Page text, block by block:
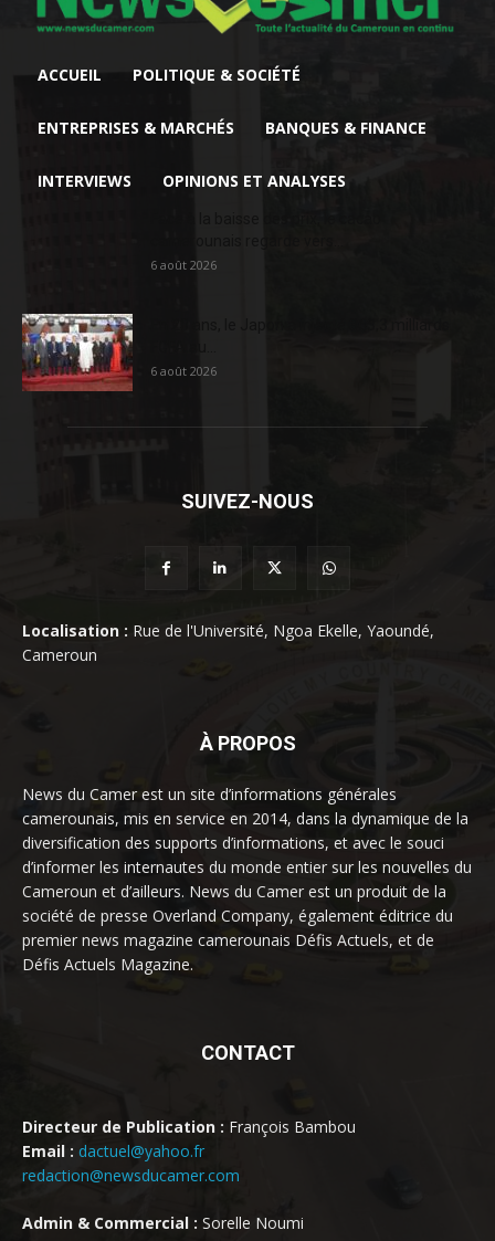
ACCUEIL POLITIQUE & SOCIÉTÉ
ENTREPRISES & MARCHÉS BANQUES & FINANCE
INTERVIEWS OPINIONS ET ANALYSES
6 août 2026
6 août 2026
SUIVEZ-NOUS
Localisation : Rue de l'Université, Ngoa Ekelle, Yaoundé,
Cameroun
À PROPOS
News du Camer est un site d’informations générales
camerounais, mis en service en 2014, dans la dynamique de la
diversification des supports d’informations, et avec le souci
d’informer les internautes du monde entier sur les nouvelles du
Cameroun et d’ailleurs. News du Camer est un produit de la
société de presse Overland Company, également éditrice du
premier news magazine camerounais Défis Actuels, et de
Défis Actuels Magazine.
CONTACT
Directeur de Publication : François Bambou
Email : dactuel@yahoo.fr
redaction@newsducamer.com
Admin & Commercial : Sorelle Noumi